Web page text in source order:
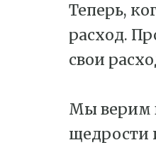
Теперь,
расход.
свои
Мы верим
щедрости